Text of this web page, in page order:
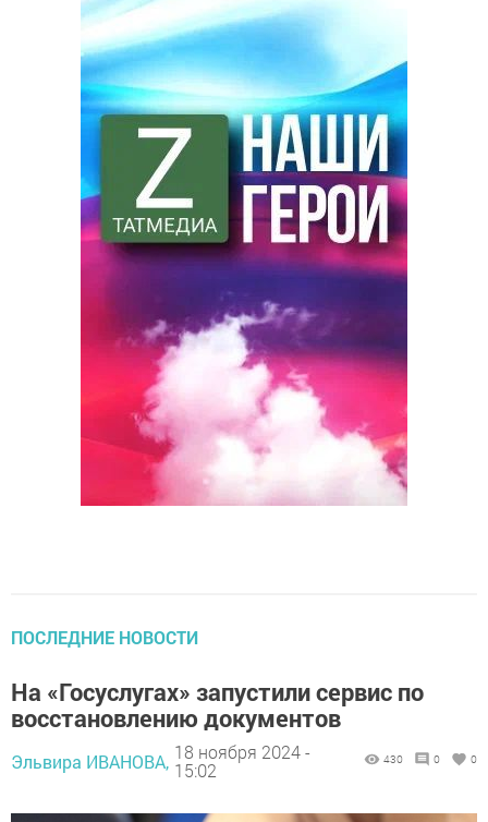
ПОСЛЕДНИЕ НОВОСТИ
На «Госуслугах» запустили сервис по
восстановлению документов
Эльвира ИВАНОВА, 18 ноября 2024 -
15:02
430 0 0